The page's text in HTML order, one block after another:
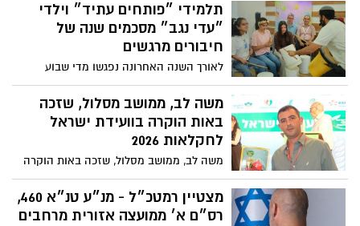
תלמידי ״פותחים עתיד״ וילדי
״עדי נגב״ מסכמים שנה של
חיבורים מרגשים
לאורך השנה האחרונה נפגשו מדי שבוע
תלמידי כיתה ח’ מתיכון ״מרחבים״
המשתתפים בתוכנית ״פותחים עתיד״ עם
ילדי בית הספר לחינוך מיוחד בכפר השיקומי
״עדי נגב – נחלת ערן״, במסגרת תוכנית
״סחבק״, יוזמה חינוכית וערכית שנועדה
לקרב בין עולמות, לשבור מחסומים וליצור
משה לב, ממושב מסלול, שזכה
באות הוקרה בוועידת ישראל
לחקלאות 2026
משה לב, ממושב מסלול, שזכה באות הוקרה
בוועידת ישראל לחקלאות 2026, כהוקרה על
תרומתו ופעילותו החדשנית בתחום החקלאות.מצטיין רמטכ״ל - מנ״ע טנ״א 460,
רס״ם א׳ ממועצה אזורית מרחבים